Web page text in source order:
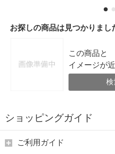
お探しの商品は見つかりまし
この商品と
イメージが
検
ショッピングガイド
ご利用ガイド